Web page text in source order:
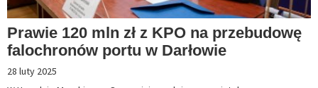
Prawie 120 mln zł z KPO na przebudowę
falochronów portu w Darłowie
28 luty 2025